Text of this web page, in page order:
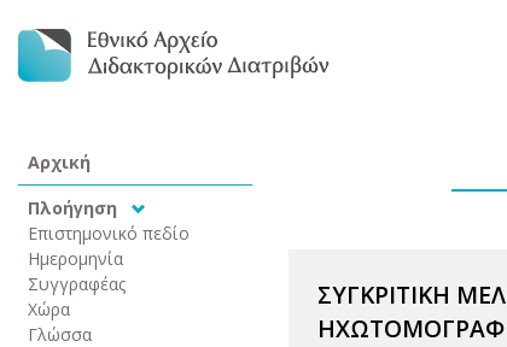
Αρχική
Πλοήγηση
Επιστημονικό πεδίο
Ημερομηνία
Συγγραφέας
Χώρα
Γλώσσα
ΣΥΓΚΡΙΤΙΚΗ